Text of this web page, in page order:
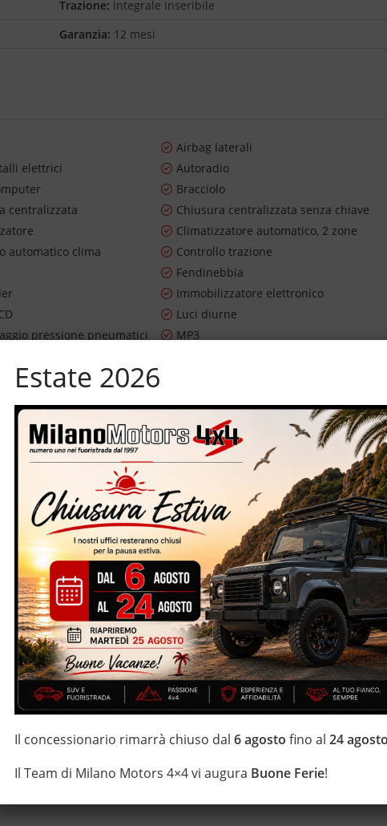
Trazione: integrale inseribile
Garanzia: 12 mesi
Airbag laterali
elettrici
Autoradio
Bracciolo
centralizzata
Chiusura centralizzata senza chiave
Climatizzatore automatico, 2 zone
automatico clima
Controllo trazione
Fendinebbia
Immobilizzatore elettronico
Luci diurne
pressione pneumatici
MP3
apribile
pelle Volante multifunzione
posti – cambio automatico – navigatore cartografico – euro 5B con
tagliandati e garantiti – interni ”Sahara” in pelle totale – cerchi in
CON TRATTAMENTI DI VAPORE, OZONO E
di estensione della garanzia con i leader del mercato ”Mapfre
di 20 anni Numeri Uno Nei Fuoristrada con un’ esposizione da più
Estate 2026
Il concessionario rimarrà chiuso dal6 agosto fino al24
Il Team di Milano Motors 4×4 vi augura Buone Ferie!